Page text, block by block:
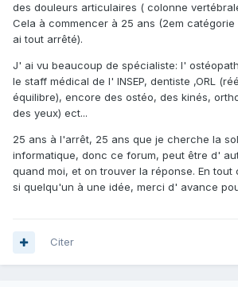
des douleurs articulaires ( colonne
Cela à commencer à 25 ans (2em
ai tout arrêté).
J' ai vu beaucoup de spécialiste: l'
le staff médical de l' INSEP, dentiste ,ORL
équilibre), encore des ostéo, des kinés,
des yeux) ect...
25 ans à l'arrêt, 25 ans que je cherche la
informatique, donc ce forum, peut être d'
quand moi, et on trouver la réponse. En tout
si quelqu'un à une idée, merci d' avance
Citer